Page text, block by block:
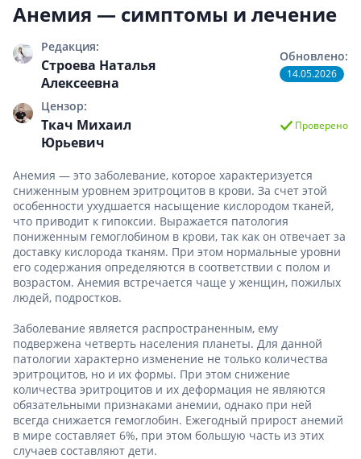
Анемия — симптомы и лечение
Редакция:
Строева Наталья
Алексеевна
Цензор:
Ткач Михаил
Юрьевич
Обновлено:
14.05.2026
Проверено
Анемия — это заболевание, которое характеризуется
сниженным уровнем эритроцитов в крови. За счет этой
особенности ухудшается насыщение кислородом тканей,
что приводит к гипоксии. Выражается патология
пониженным гемоглобином в крови, так как он отвечает за
доставку кислорода тканям. При этом нормальные уровни
его содержания определяются в соответствии с полом и
возрастом. Анемия встречается чаще у женщин, пожилых
людей, подростков.
Заболевание является распространенным, ему
подвержена четверть населения планеты. Для данной
патологии характерно изменение не только количества
эритроцитов, но и их формы. При этом снижение
количества эритроцитов и их деформация не являются
обязательными признаками анемии, однако при ней
всегда снижается гемоглобин. Ежегодный прирост анемий
в мире составляет 6%, при этом большую часть из этих
случаев составляют дети.